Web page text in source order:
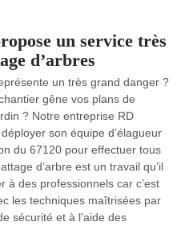
un service très
d’arbres
un très grand danger ?
gêne vos plans de
? Notre entreprise RD
son équipe d’élagueur
du 67120 pour effectuer tous
d’arbre est un travail qu’il
à des professionnels car c’est
les techniques maîtrisées par
sécurité et à l’aide des